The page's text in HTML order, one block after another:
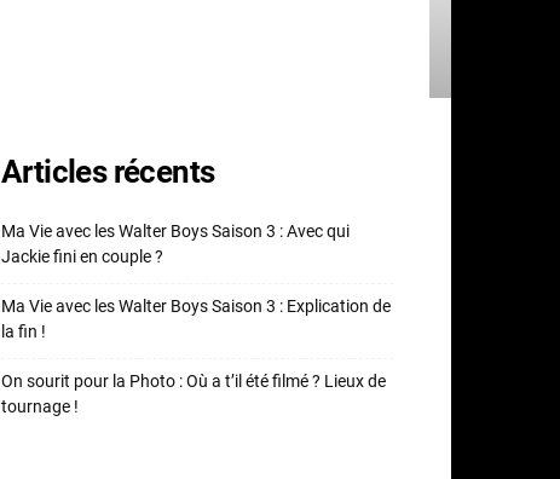
Articles récents
Ma Vie avec les Walter Boys Saison 3 : Avec qui
Jackie fini en couple ?
Ma Vie avec les Walter Boys Saison 3 : Explication de
la fin !
On sourit pour la Photo : Où a t’il été filmé ? Lieux de
tournage !